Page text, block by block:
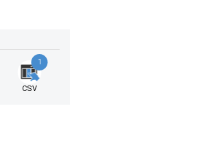
1
CSV